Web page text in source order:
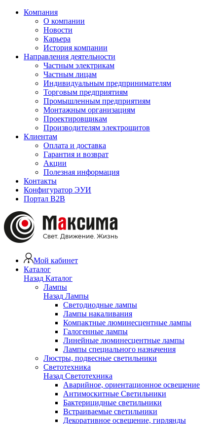
Компания
О компании
Новости
Карьера
История компании
Направления деятельности
Частным электрикам
Частным лицам
Индивидуальным предпринимателям
Торговым предприятиям
Промышленным предприятиям
Монтажным организациям
Проектировщикам
Производителям электрощитов
Клиентам
Оплата и доставка
Гарантия и возврат
Акции
Полезная информация
Контакты
Конфигуратор ЭУИ
Портал B2B
Мой кабинет
Каталог
Назад Каталог
Лампы
Назад Лампы
Светодиодные лампы
Лампы накаливания
Компактные люминесцентные лампы
Галогенные лампы
Линейные люминесцентные лампы
Лампы специального назначения
Люстры, подвесные светильники
Светотехника
Назад Светотехника
Аварийное, ориентационное освещение
Антимоскитные Светильники
Бактерицидные светильники
Встраиваемые светильники
Декоративное освещение, гирлянды